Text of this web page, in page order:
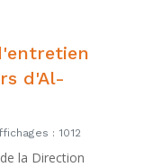
d'Al-
: 1012
la Direction